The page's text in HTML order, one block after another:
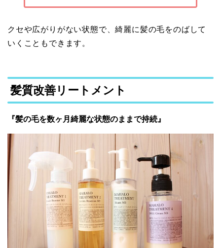
クセや広がりがない状態で、綺麗に髪の毛をのばして
いくこともできます。
髪質改善リートメント
『髪の毛を数ヶ月綺麗な状態のままで持続』